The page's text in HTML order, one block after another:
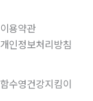
이용약관
개인정보처리방침
함수영건강지킴이